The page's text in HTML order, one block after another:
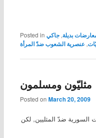
Posted in بديلة,جاكي
,عنصرية الشعوب ضدّ المرأة
مثليّون ومسلمون
Posted on March 20, 2009
السورية ضدّ المثليين, لكن